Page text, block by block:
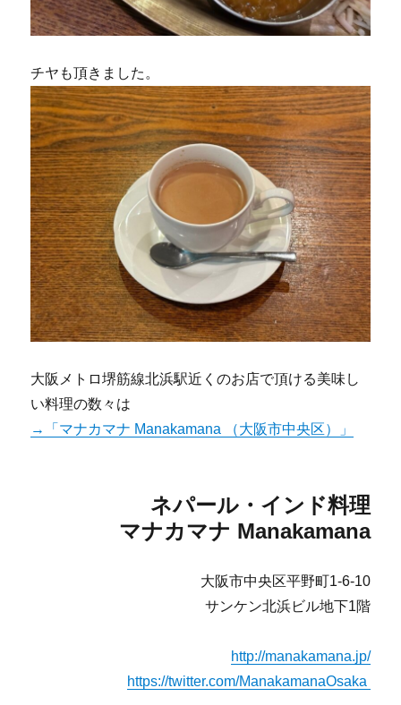
チヤも頂きました。
大阪メトロ堺筋線北浜駅近くのお店で頂ける美味し
い料理の数々は
→「マナカマナ Manakamana （大阪市中央区）」
ネパール・インド料理
マナカマナ Manakamana
大阪市中央区平野町1-6-10
サンケン北浜ビル地下1階
http://manakamana.jp/
https://twitter.com/ManakamanaOsaka